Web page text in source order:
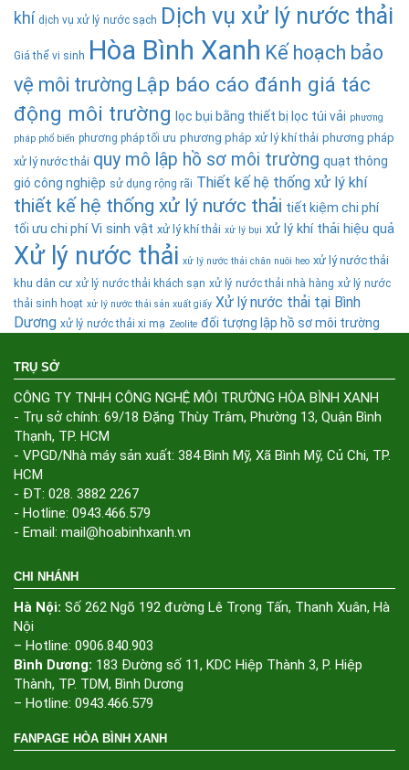
khí dịch vụ xử lý nước sạch Dịch vụ xử lý nước thải
Giá thể vi sinh Hòa Bình Xanh Kế hoạch bảo
vệ môi trường Lập báo cáo đánh giá tác
động môi trường lọc bụi bằng thiết bị lọc túi vải phương
pháp phổ biến phương pháp tối ưu phương pháp xử lý khí thải phương pháp
xử lý nước thải quy mô lập hồ sơ môi trường quạt thông
gió công nghiệp sử dụng rộng rãi Thiết kế hệ thống xử lý khí
thiết kế hệ thống xử lý nước thải tiết kiệm chi phí
tối ưu chi phí Vi sinh vật xử lý khí thải xử lý bụi xử lý khí thải hiệu quả
Xử lý nước thải xử lý nước thải chăn nuôi heo xử lý nước thải
khu dân cư xử lý nước thải khách sạn xử lý nước thải nhà hàng xử lý nước
thải sinh hoạt xử lý nước thải sản xuất giấy Xử lý nước thải tại Bình
Dương xử lý nước thải xi mạ Zeolite đối tượng lập hồ sơ môi trường
TRỤ SỞ
CÔNG TY TNHH CÔNG NGHỆ MÔI TRƯỜNG HÒA BÌNH XANH
- Trụ sở chính: 69/18 Đặng Thùy Trâm, Phường 13, Quận Bình
Thạnh, TP. HCM
- VPGD/Nhà máy sản xuất: 384 Bình Mỹ, Xã Bình Mỹ, Củ Chi, TP.
HCM
- ĐT: 028. 3882 2267
- Hotline: 0943.466.579
- Email: mail@hoabinhxanh.vn
CHI NHÁNH
Hà Nội: Số 262 Ngõ 192 đường Lê Trọng Tấn, Thanh Xuân, Hà
Nội
– Hotline: 0906.840.903
Bình Dương: 183 Đường số 11, KDC Hiệp Thành 3, P. Hiệp
Thành, TP. TDM, Bình Dương
– Hotline: 0943.466.579
FANPAGE HÒA BÌNH XANH